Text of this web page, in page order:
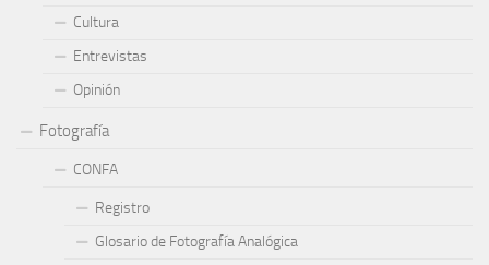
Cultura
Entrevistas
Opinión
Fotografía
CONFA
Registro
Glosario de Fotografía Analógica